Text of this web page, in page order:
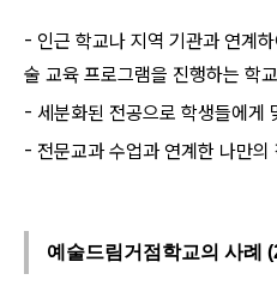
- 인근 학교나 지역 기관과 연계
술 교육 프로그램을 진행하는 학교
- 세분화된 전공으로 학생들에게
- 전문교과 수업과 연계한 나만의
예술드림거점학교의 사례